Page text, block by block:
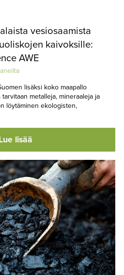
vesiosaamista
kaivoksille:
AWE
lisäksi koko maapallo
metalleja, mineraaleja ja
löytäminen ekologisten,
lisää